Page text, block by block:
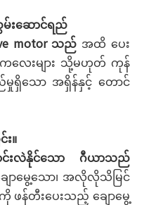
မ်းဆောင်ရည်
motor သည် အထိ ပေး
ကလေးများ သို့မဟုတ် ကုန်
သော အရှိန်နှင့် တောင်
။
င်းလဲနိုင်သော ဂီယာသည်
ောမွေ့သော၊ အလိုလိုသိမြင်
ဖန်တီးပေးသည့် ချောမွေ့